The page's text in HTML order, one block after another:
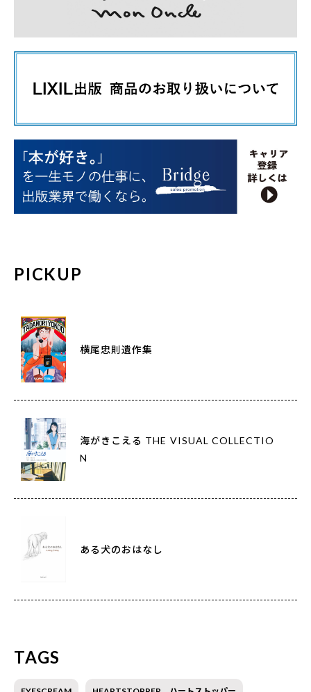
PICKUP
横尾忠則遺作集
海がきこえる THE VISUAL COLLECTIO
N
ある犬のおはなし
TAGS